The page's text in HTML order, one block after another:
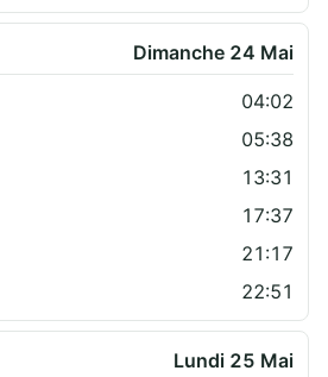
Dimanche 24 Mai
04:02
05:38
13:31
17:37
21:17
22:51
Lundi 25 Mai